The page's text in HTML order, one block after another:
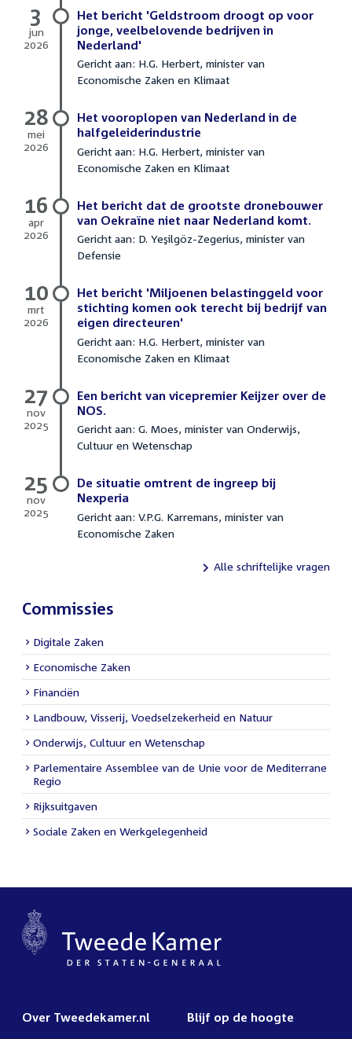
Het bericht 'Geldstroom droogt op voor
jonge, veelbelovende bedrijven in
Nederland'
Gericht aan: H.G. Herbert, minister van
Economische Zaken en Klimaat
3
jun
2026
Het vooroplopen van Nederland in de
halfgeleiderindustrie
Gericht aan: H.G. Herbert, minister van
Economische Zaken en Klimaat
28
mei
2026
Het bericht dat de grootste dronebouwer
van Oekraïne niet naar Nederland komt.
Gericht aan: D. Yeşilgöz-Zegerius, minister van
Defensie
16
apr
2026
Het bericht 'Miljoenen belastinggeld voor
stichting komen ook terecht bij bedrijf van
eigen directeuren'
Gericht aan: H.G. Herbert, minister van
Economische Zaken en Klimaat
10
mrt
2026
Een bericht van vicepremier Keijzer over de
NOS.
Gericht aan: G. Moes, minister van Onderwijs,
Cultuur en Wetenschap
27
nov
2025
november
De situatie omtrent de ingreep bij
Nexperia
Gericht aan: V.P.G. Karremans, minister van
Economische Zaken
25
nov
2025
november
Alle schriftelijke vragen
Commissies
Digitale Zaken
Economische Zaken
Financiën
Landbouw, Visserij, Voedselzekerheid en Natuur
Onderwijs, Cultuur en Wetenschap
Parlementaire Assemblee van de Unie voor de Mediterrane
Regio
Rijksuitgaven
Sociale Zaken en Werkgelegenheid
Over Tweedekamer.nl Blijf op de hoogte